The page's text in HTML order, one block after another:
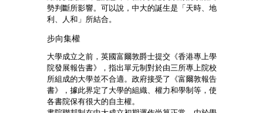
勢判斷所影響。可以說，中大的誕生是「天時、地
利、人和」所結合。
步向集權
大學成立之前，英國富爾敦爵士提交《香港專上學
院發展報告書》，指出單元制對於由三所專上院校
所組成的大學並不合適。政府接受了《富爾敦報告
書》，據此界定了大學的組織、權力和學制等，使
各書院保有很大的自主權。